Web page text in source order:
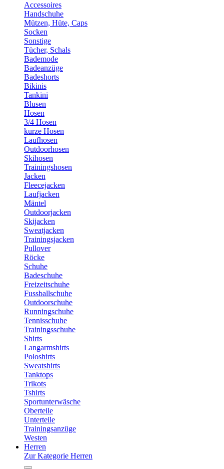
Accessoires
Handschuhe
Mützen, Hüte, Caps
Socken
Sonstige
Tücher, Schals
Bademode
Badeanzüge
Badeshorts
Bikinis
Tankini
Blusen
Hosen
3/4 Hosen
kurze Hosen
Laufhosen
Outdoorhosen
Skihosen
Trainingshosen
Jacken
Fleecejacken
Laufjacken
Mäntel
Outdoorjacken
Skijacken
Sweatjacken
Trainingsjacken
Pullover
Röcke
Schuhe
Badeschuhe
Freizeitschuhe
Fussballschuhe
Outdoorschuhe
Runningschuhe
Tennisschuhe
Trainingsschuhe
Shirts
Langarmshirts
Poloshirts
Sweatshirts
Tanktops
Trikots
Tshirts
Sportunterwäsche
Oberteile
Unterteile
Trainingsanzüge
Westen
Herren
Zur Kategorie Herren